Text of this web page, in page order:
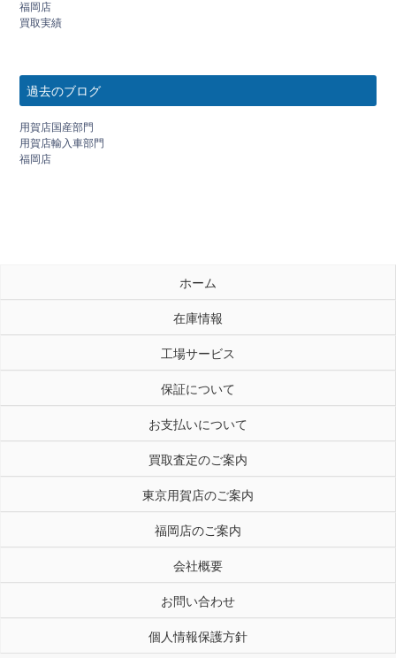
福岡店
買取実績
過去のブログ
用賀店国産部門
用賀店輸入車部門
福岡店
ホーム
在庫情報
工場サービス
保証について
お支払いについて
買取査定のご案内
東京用賀店のご案内
福岡店のご案内
会社概要
お問い合わせ
個人情報保護方針